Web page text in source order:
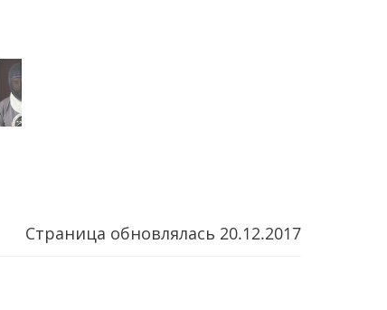
Страница обновлялась 20.12.2017